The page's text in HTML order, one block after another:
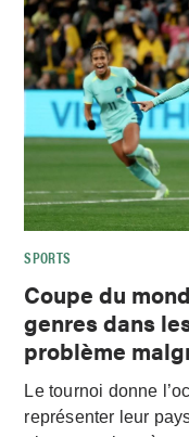
SPORTS
Coupe du
genres dans
problème
Le tournoi donne
représenter leur